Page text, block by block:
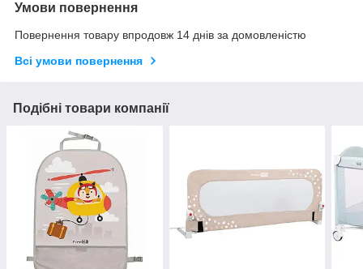
Умови повернення
Повернення товару впродовж 14 днів за домовленістю
Всі умови повернення
Подібні товари компанії